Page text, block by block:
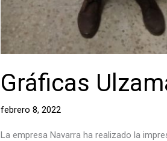
Gráficas
febrero 8, 2022
La empresa Navarra ha realizado la